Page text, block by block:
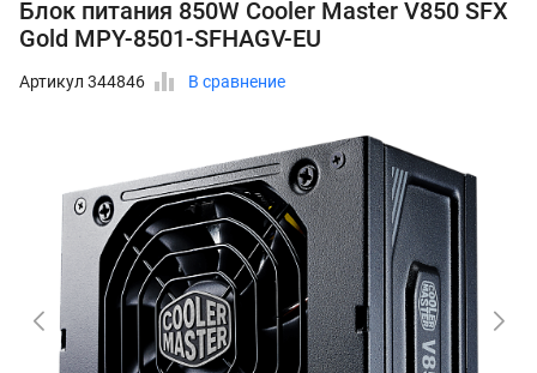
Блок питания 850W Cooler Master V850 SFX
Gold MPY-8501-SFHAGV-EU
Артикул 344846 В сравнение